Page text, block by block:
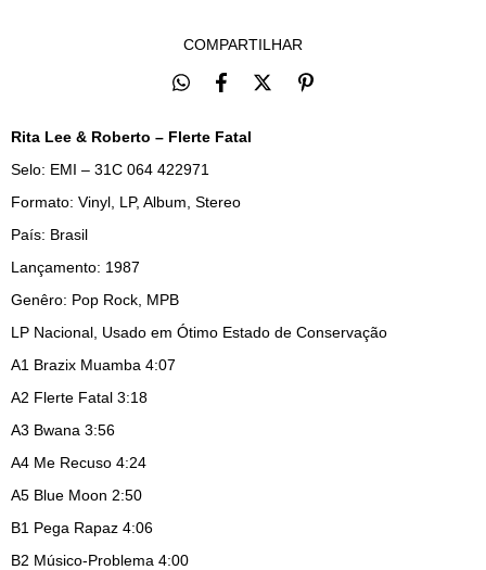
COMPARTILHAR
Rita Lee & Roberto – Flerte Fatal
Selo: EMI – 31C 064 422971
Formato: Vinyl, LP, Album, Stereo
País: Brasil
Lançamento: 1987
Genêro: Pop Rock, MPB
LP Nacional, Usado em Ótimo Estado de Conservação
A1 Brazix Muamba 4:07
A2 Flerte Fatal 3:18
A3 Bwana 3:56
A4 Me Recuso 4:24
A5 Blue Moon 2:50
B1 Pega Rapaz 4:06
B2 Músico-Problema 4:00